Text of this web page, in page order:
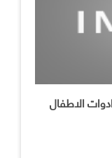
الاطفال